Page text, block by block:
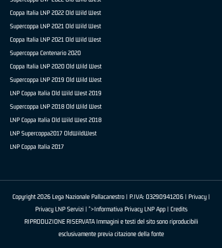
Coppa Italia LNP 2022 Old Wild West
Supercoppa LNP 2021 Old Wild West
Coppa Italia LNP 2021 Old Wild West
Supercoppa Centenario 2020
Coppa Italia LNP 2020 Old Wild West
Supercoppa LNP 2019 Old Wild West
LNP Coppa Italia Old Wild West 2019
Supercoppa LNP 2018 Old Wild West
LNP Coppa Italia Old Wild West 2018
LNP Supercoppa2017 OldWildWest
LNP Coppa Italia 2017
Copyright 2026 Lega Nazionale Pallacanestro | P.IVA: 03290941206 | Privacy|
Privacy LNP Servizi | ">Informativa Privacy LNP App | Credits
RIPRODUZIONE RISERVATA Immagini e testi del sito sono riproducibili
esclusivamente previa citazione della fonte